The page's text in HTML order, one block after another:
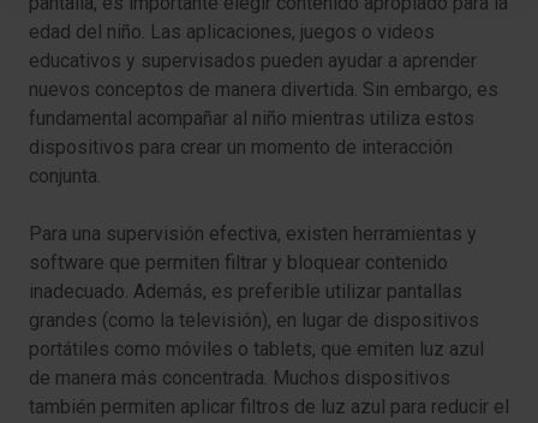
edad del niño. Las aplicaciones, juegos o videos
educativos y supervisados pueden ayudar a aprender
nuevos conceptos de manera divertida. Sin embargo, es
fundamental acompañar al niño mientras utiliza estos
dispositivos para crear un momento de interacción
conjunta.
Para una supervisión efectiva, existen herramientas y
software que permiten filtrar y bloquear contenido
inadecuado. Además, es preferible utilizar pantallas
grandes (como la televisión), en lugar de dispositivos
portátiles como móviles o tablets, que emiten luz azul
de manera más concentrada. Muchos dispositivos
también permiten aplicar filtros de luz azul para reducir el